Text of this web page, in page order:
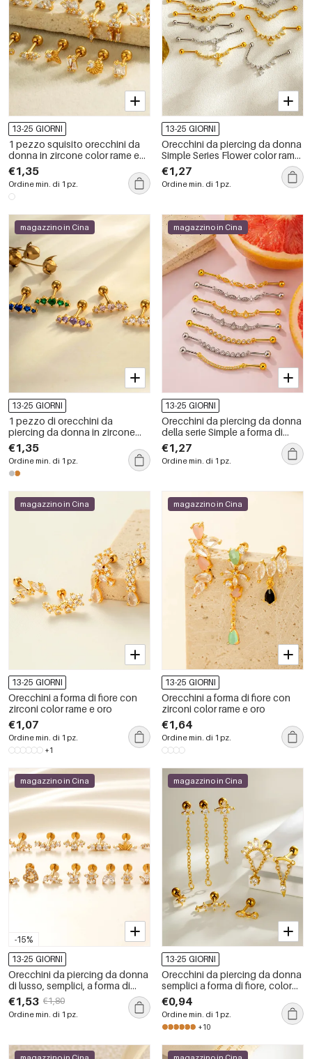
13-25 GIORNI
1 pezzo squisito orecchini da
donna in zircone color rame e
oro
€1,35
Ordine min. di 1 pz.
13-25 GIORNI
Orecchini da piercing da donna
Simple Series Flower color rame
e oro con zirconi
€1,27
Ordine min. di 1 pz.
magazzino in Cina
13-25 GIORNI
1 pezzo di orecchini da
piercing da donna in zircone
color rame e oro, di forma
rotonda e decorata
€1,35
Ordine min. di 1 pz.
magazzino in Cina
13-25 GIORNI
Orecchini da piercing da donna
della serie Simple a forma di
foglia geometrica, color oro
rame, con zirconi.
€1,27
Ordine min. di 1 pz.
magazzino in Cina
13-25 GIORNI
Orecchini a forma di fiore con
zirconi color rame e oro
€1,07
Ordine min. di 1 pz.
+1
magazzino in Cina
13-25 GIORNI
Orecchini a forma di fiore con
zirconi color rame e oro
€1,64
Ordine min. di 1 pz.
-15%
magazzino in Cina
13-25 GIORNI
Orecchini da piercing da donna
di lusso, semplici, a forma di
fiore e cuore, in acciaio
inossidabile color oro,
impermeabili.
€1,53 €1,80
Ordine min. di 1 pz.
magazzino in Cina
13-25 GIORNI
Orecchini da piercing da donna
semplici a forma di fiore, color
rame e oro, con zirconi.
€0,94
Ordine min. di 1 pz.
+10